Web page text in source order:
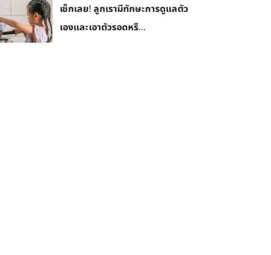
เช็กเลย! ลูกเรามีทักษะการดูแลตัว
เองและเอาตัวรอดหรื...